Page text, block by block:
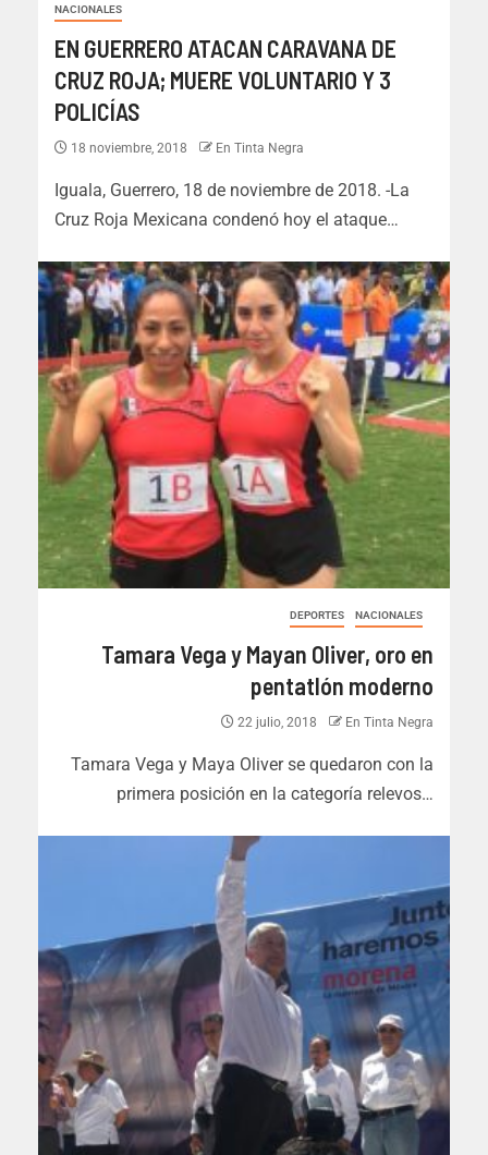
NACIONALES
EN GUERRERO ATACAN CARAVANA DE
CRUZ ROJA; MUERE VOLUNTARIO Y 3
POLICÍAS
18 noviembre, 2018 En Tinta Negra
Iguala, Guerrero, 18 de noviembre de 2018. -La
Cruz Roja Mexicana condenó hoy el ataque…
DEPORTES NACIONALES
Tamara Vega y Mayan Oliver, oro en
pentatlón moderno
22 julio, 2018 En Tinta Negra
Tamara Vega y Maya Oliver se quedaron con la
primera posición en la categoría relevos…